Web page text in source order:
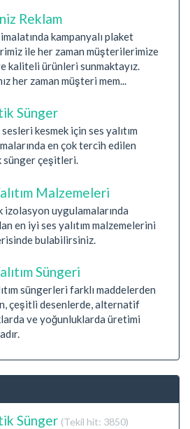
Reklam
kampanyalı plaket
ile her zaman müşterilerimize
kaliteli ürünleri sunmaktayız.
her zaman müşteri mem...
Sünger
kesmek için ses yalıtım
en çok tercih edilen
sünger çeşitleri.
Malzemeleri
izolasyon uygulamalarında
en iyi ses yalıtım malzemelerini
bulabilirsiniz.
Süngeri
süngerleri farklı maddelerden
çeşitli desenlerde, alternatif
ve yoğunluklarda üretimi
Sünger (Tekil hit: 3850)